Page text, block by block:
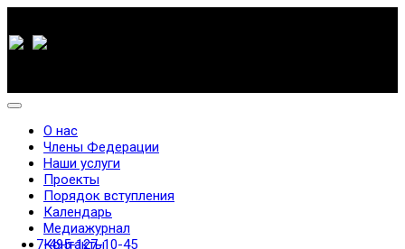
7-495-127-10-45
О нас
Члены Федерации
Наши услуги
Проекты
Порядок вступления
Календарь
Медиажурнал
Контакты